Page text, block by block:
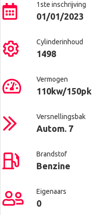
1ste inschrijving
01/01/2023
Cylinderinhoud
1498
Vermogen
110kw/150pk
Versnellingsbak
Autom. 7
Brandstof
Benzine
Eigenaars
0